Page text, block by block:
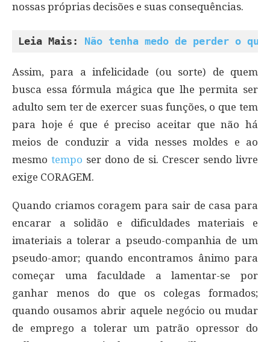
nossas próprias decisões e suas consequências.
Leia Mais: Não tenha medo de perder o
Assim, para a infelicidade (ou sorte) de quem
busca essa fórmula mágica que lhe permita ser
adulto sem ter de exercer suas funções, o que tem
para hoje é que é preciso aceitar que não há
meios de conduzir a vida nesses moldes e ao
mesmo tempo ser dono de si. Crescer sendo livre
exige CORAGEM.
Quando criamos coragem para sair de casa para
encarar a solidão e dificuldades materiais e
imateriais a tolerar a pseudo-companhia de um
pseudo-amor; quando encontramos ânimo para
começar uma faculdade a lamentar-se por
ganhar menos do que os colegas formados;
quando ousamos abrir aquele negócio ou mudar
de emprego a tolerar um patrão opressor do